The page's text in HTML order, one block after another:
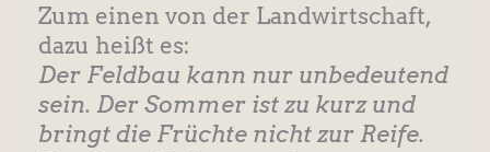
Zum einen von der Landwirtschaft,
dazu heißt es:
Der Feldbau kann nur unbedeutend
sein. Der Sommer ist zu kurz und
bringt die Früchte nicht zur Reife.